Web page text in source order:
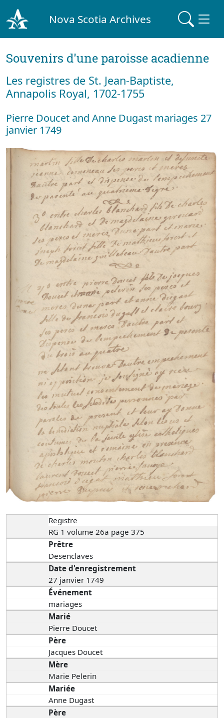
Nova Scotia Archives
Souvenirs d'une paroisse acadienne
Les registres de St. Jean-Baptiste,
Annapolis Royal, 1702-1755
Pierre Doucet and Anne Dugast mariages 27
janvier 1749
Registre
RG 1 volume 26a page 375
Prêtre
Desenclaves
Date d'enregistrement
27 janvier 1749
Événement
mariages
Marié
Pierre Doucet
Père
Jacques Doucet
Mère
Marie Pelerin
Mariée
Anne Dugast
Père